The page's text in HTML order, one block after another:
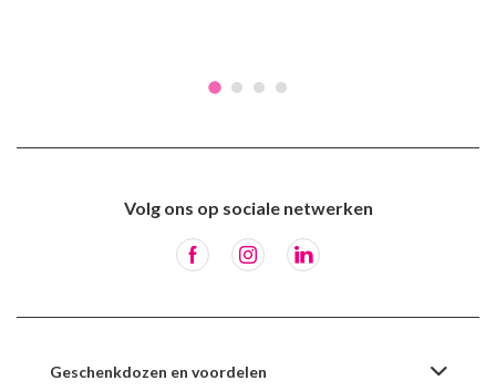
Volg ons op sociale netwerken
Geschenkdozen en voordelen